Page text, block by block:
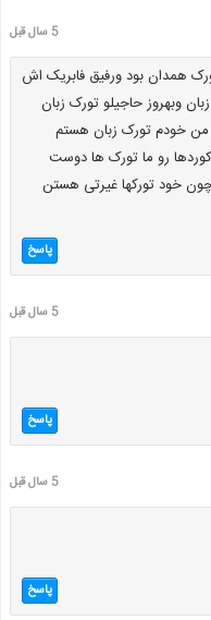
5 سال قبل
همدان بود ورفیق فابریک اش
وبهروز حاجیلو تورک زبان
من خودم تورک زبان هستم
کوردها رو ما تورک ها دوست
خود تورکها غیرتی هستن
پاسخ
5 سال قبل
پاسخ
5 سال قبل
پاسخ